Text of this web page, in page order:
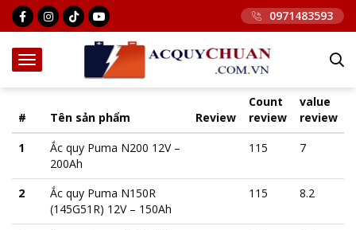
0971483593
# Tên sản phẩm Review
Count
review
value
review
1
Ắc quy Puma N200 12V –
200Ah
115 7
2
Ắc quy Puma N150R
(145G51R) 12V – 150Ah
115 8.2